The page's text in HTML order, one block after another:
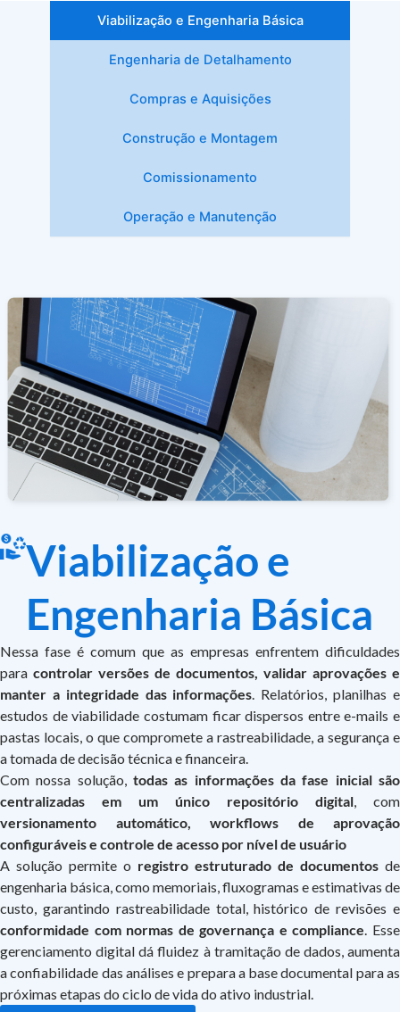
Viabilização e Engenharia Básica​
Engenharia de Detalhamento​
Compras e Aquisições​
Construção e Montagem​
Comissionamento
Operação e Manutenção​
Viabilização e
Engenharia Básica
Nessa fase é comum que as empresas enfrentem dificuldades
para controlar versões de documentos, validar aprovações e
manter a integridade das informações. Relatórios, planilhas e
estudos de viabilidade costumam ficar dispersos entre e-mails e
pastas locais, o que compromete a rastreabilidade, a segurança e
a tomada de decisão técnica e financeira.
Com nossa solução, todas as informações da fase inicial são
centralizadas em um único repositório digital, com
versionamento automático, workflows de aprovação
configuráveis e controle de acesso por nível de usuário
A solução permite o registro estruturado de documentos de
engenharia básica, como memoriais, fluxogramas e estimativas de
custo, garantindo rastreabilidade total, histórico de revisões e
conformidade com normas de governança e compliance. Esse
gerenciamento digital dá fluidez à tramitação de dados, aumenta
a confiabilidade das análises e prepara a base documental para as
próximas etapas do ciclo de vida do ativo industrial.